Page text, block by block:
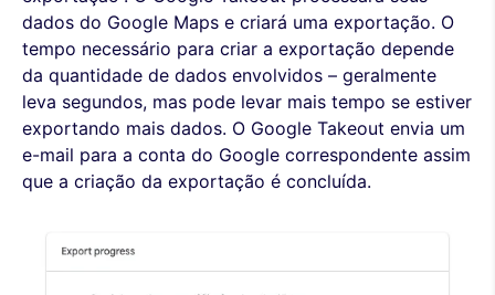
dados do Google Maps e criará uma exportação. O
tempo necessário para criar a exportação depende
da quantidade de dados envolvidos – geralmente
leva segundos, mas pode levar mais tempo se estiver
exportando mais dados. O Google Takeout envia um
e-mail para a conta do Google correspondente assim
que a criação da exportação é concluída.